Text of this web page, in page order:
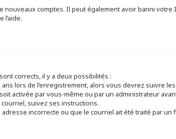
comptes. Il peut également avoir banni votre
corrects, il y a deux possibilités :
lors de l’enregistrement, alors vous devrez suivre
activée par vous-même ou par un administrateur
suivez ses instructions.
incorrecte ou que le courriel ait été traité par un